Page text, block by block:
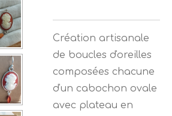
Création artisanale
de boucles d'oreilles
composées chacune
d'un cabochon ovale
avec plateau en